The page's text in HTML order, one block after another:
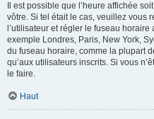
Il est possible que l’heure affichée
vôtre. Si tel était le cas, veuillez vous
l’utilisateur et régler le fuseau
exemple Londres, Paris, New York,
du fuseau horaire, comme la plupart
qu’aux utilisateurs inscrits. Si vous
le faire.
Haut